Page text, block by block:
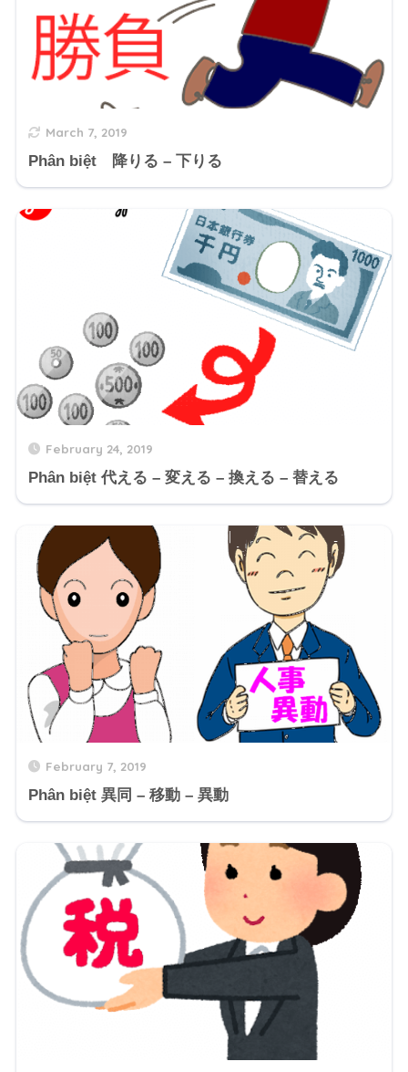
March 7, 2019
Phân biệt 降りる – 下りる
February 24, 2019
Phân biệt 代える – 変える – 換える – 替える
February 7, 2019
Phân biệt 異同 – 移動 – 異動